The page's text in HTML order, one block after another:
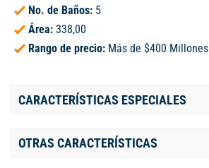
No. de Baños: 5
Área: 338,00
Rango de precio: Más de $400 Millones
CARACTERÍSTICAS ESPECIALES
OTRAS CARACTERÍSTICAS